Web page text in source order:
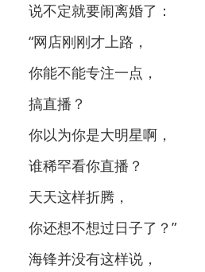
说不定就要闹离婚了：
“网店刚刚才上路，
你能不能专注一点，
搞直播？
你以为你是大明星啊，
谁稀罕看你直播？
天天这样折腾，
你还想不想过日子了？”
海锋并没有这样说，